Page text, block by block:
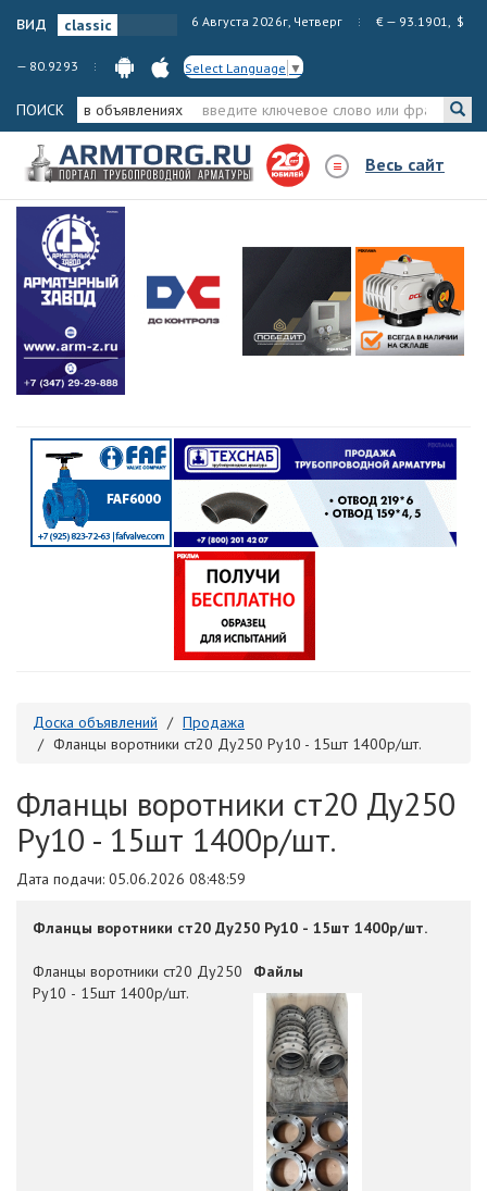
вид 6 Августа 2026г, Четверг € — 93.1901, $
— 80.9293 Select Language ▼
ПОИСК в объявлениях
Весь сайт
Доска объявлений
Продажа
Фланцы воротники ст20 Ду250 Ру10 - 15шт 1400р/шт.
Фланцы воротники ст20 Ду250
Ру10 - 15шт 1400р/шт.
Дата подачи: 05.06.2026 08:48:59
Фланцы воротники ст20 Ду250 Ру10 - 15шт 1400р/шт.
Фланцы воро​тники ст20 Ду250
Ру10 - ​15шт 1400р/шт.
Файлы